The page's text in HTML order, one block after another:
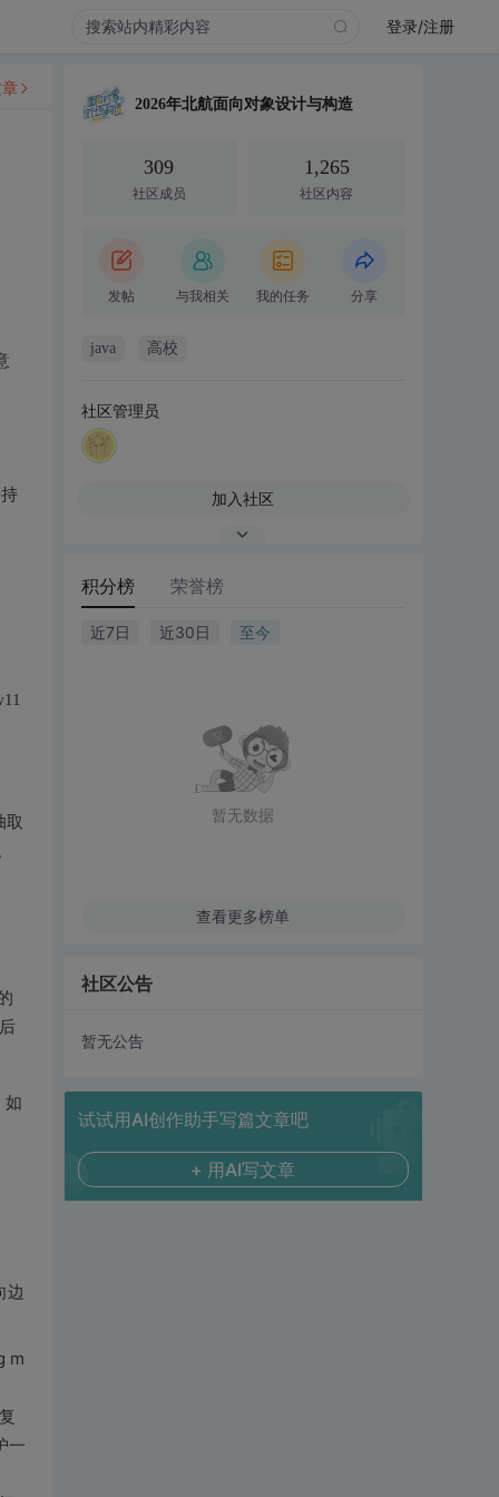
登录/注册
取
如
边
m
一
2026年北航面向对象设计与构造
309
社区成员
1,265
社区内容
发帖 与我相关 我的任务 分享
java 高校
社区管理员
加入社区
积分榜 荣誉榜
近7日 近30日 至今
暂无数据
查看更多榜单
社区公告
暂无公告
试试用AI创作助手写篇文章吧
+ 用AI写文章